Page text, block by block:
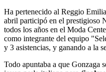
Ha pertenecido al Reggio
abril participó en el prestigioso
todos los años en el Moda
como integrante del equipo
y 3 asistencias, y ganando a la
Todo apuntaba a que Gonzaga